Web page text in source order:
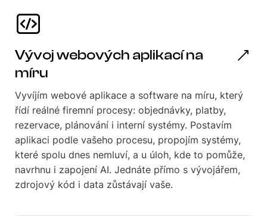
Vývoj webových aplikací na
míru
Vyvíjím webové aplikace a software na míru, který
řídí reálné firemní procesy: objednávky, platby,
rezervace, plánování i interní systémy. Postavím
aplikaci podle vašeho procesu, propojím systémy,
které spolu dnes nemluví, a u úloh, kde to pomůže,
navrhnu i zapojení AI. Jednáte přímo s vývojářem,
zdrojový kód i data zůstávají vaše.